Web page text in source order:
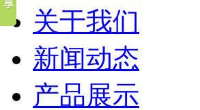
关于我们
新闻动态
产品展示